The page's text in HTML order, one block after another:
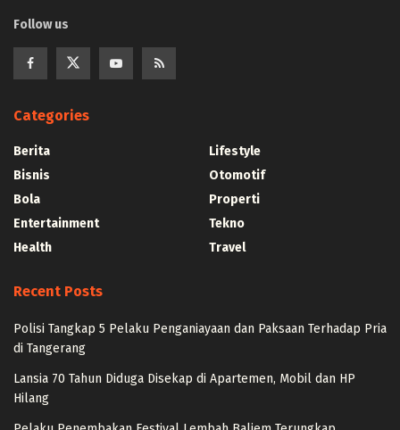
Follow us
Categories
Berita
Bisnis
Bola
Entertainment
Health
Lifestyle
Otomotif
Properti
Tekno
Travel
Recent Posts
Polisi Tangkap 5 Pelaku Penganiayaan dan Paksaan Terhadap Pria
di Tangerang
Lansia 70 Tahun Diduga Disekap di Apartemen, Mobil dan HP
Hilang